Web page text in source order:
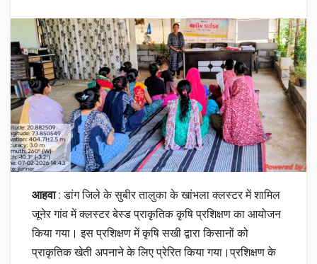
आहवा: डांग जिले के सुबीर तालुका के खांभला क्लस्टर में शामिल
जूनेर गांव में क्लस्टर बेस्ड प्राकृतिक कृषि प्रशिक्षण का आयोजन
किया गया। इस प्रशिक्षण में कृषि सखी द्वारा किसानों को
प्राकृतिक खेती अपनाने के लिए प्रेरित किया गया।प्रशिक्षण के